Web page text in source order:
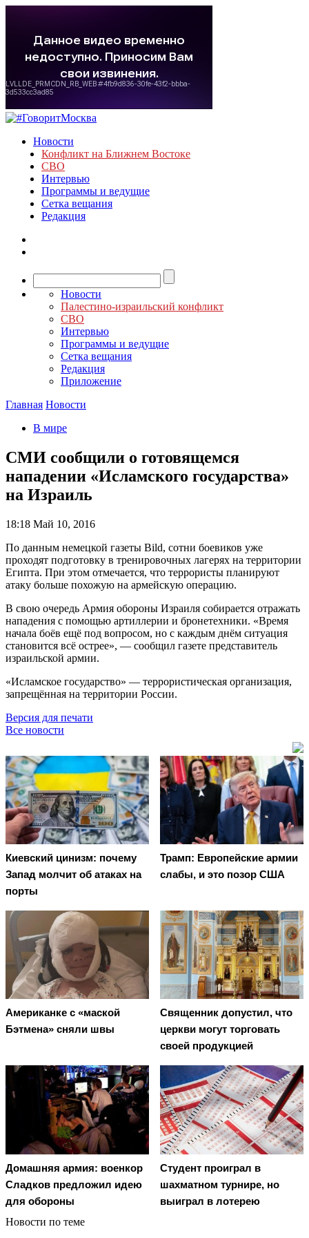
Новости
Конфликт на Ближнем Востоке
СВО
Интервью
Программы и ведущие
Сетка вещания
Редакция
Новости
Палестино-израильский конфликт
СВО
Интервью
Программы и ведущие
Сетка вещания
Редакция
Приложение
Главная Новости
В мире
СМИ сообщили о готовящемся
нападении «Исламского государства»
на Израиль
18:18 Май 10, 2016
По данным немецкой газеты Bild, сотни боевиков уже
проходят подготовку в тренировочных лагерях на территории
Египта. При этом отмечается, что террористы планируют
атаку больше похожую на армейскую операцию.
В свою очередь Армия обороны Израиля собирается отражать
нападения с помощью артиллерии и бронетехники. «Время
начала боёв ещё под вопросом, но с каждым днём ситуация
становится всё острее», — сообщил газете представитель
израильской армии.
«Исламское государство» — террористическая организация,
запрещённая на территории России.
Версия для печати
Все новости
Киевский цинизм: почему
Запад молчит об атаках на
порты
Трамп: Европейские армии
слабы, и это позор США
Американке с «маской
Бэтмена» сняли швы
Священник допустил, что
церкви могут торговать
своей продукцией
Домашняя армия: военкор
Сладков предложил идею
для обороны
Студент проиграл в
шахматном турнире, но
выиграл в лотерею
Новости по теме